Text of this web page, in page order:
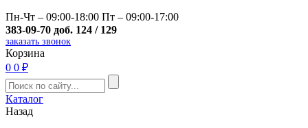
Пн-Чт – 09:00-18:00 Пт – 09:00-17:00
383-09-70 доб. 124 / 129
заказать звонок
Корзина
0 0 ₽
Каталог
Назад